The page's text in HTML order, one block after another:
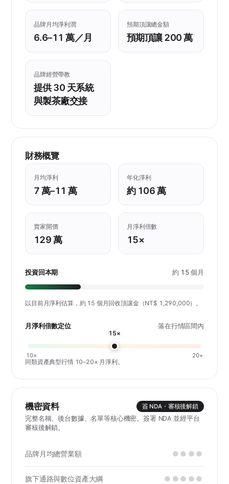
品牌月均淨利潤
6.6–11 萬／月
預期頂讓總金額
預期頂讓 200 萬
品牌經營帶教
提供 30 天系統
與製茶廠交接
財務概覽
月均淨利
7 萬–11 萬
年化淨利
約 106 萬
賣家開價
129 萬
月淨利倍數
15×
投資回本期 約 15 個月
以目前月淨利估算，約 15 個月回收頂讓金（NT$ 1,290,000）。
月淨利倍數定位 落在行情區間內
10× 20×
15×
同類資產典型行情 10–20× 月淨利。
機密資料 簽 NDA・審核後解鎖
完整名稱、後台數據、名單等核心機密。簽署 NDA 並經平台
審核後解鎖。
品牌月均總營業額 ●●●●
旗下通路與數位資產大綱 ●●●●●